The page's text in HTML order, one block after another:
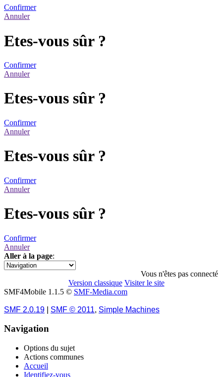
Confirmer
Annuler
Etes-vous sûr ?
Confirmer
Annuler
Etes-vous sûr ?
Confirmer
Annuler
Etes-vous sûr ?
Confirmer
Annuler
Etes-vous sûr ?
Confirmer
Annuler
Aller à la page:
1
Vous n'êtes pas connecté
Version classique Visiter le site
SMF4Mobile 1.1.5 © SMF-Media.com
SMF 2.0.19 SMF © 2011, Simple Machines
Navigation
Options du sujet
Actions communes
Accueil
Identifiez-vous